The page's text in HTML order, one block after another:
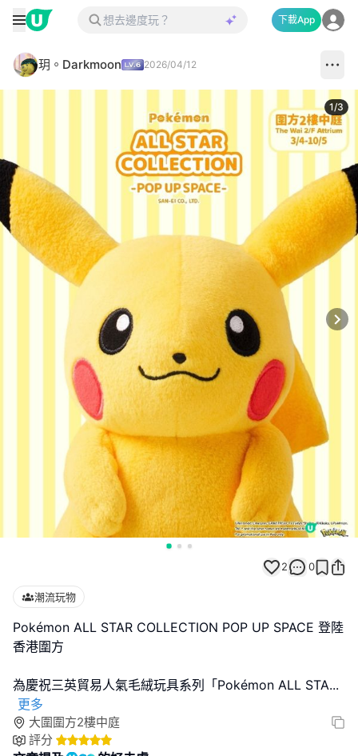
下載App
玥。Darkmoon 2026/04/12
1/3
2 0
潮流玩物
Pokémon ALL STAR COLLECTION POP UP SPACE 登陸
香港圍方
為慶祝三英貿易人氣毛絨玩具系列「Pokémon ALL STA...
更多
大圍圍方2樓中庭
評分